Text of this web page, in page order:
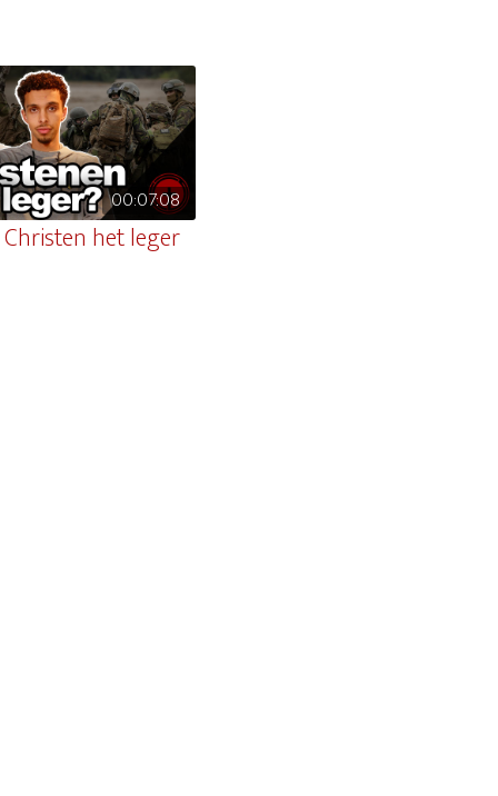
00:07:08
het leger